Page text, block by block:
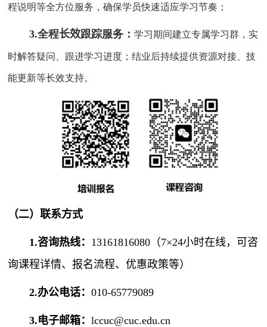
程说明等全方位服务，确保学员快速适应学习节奏；
3.全程长效跟踪服务： 学习期间建立专属学习群，实
时解答疑问、跟进学习进度；结业后持续提供资源对接、技
能更新等长效支持。
（二）联系方式
1.咨询热线： 13161816080 （7×24小时在线，可咨
询课程详情、报名流程、优惠政策等）
2.办公电话： 010-65779089
3.电子邮箱： lccuc@cuc.edu.cn